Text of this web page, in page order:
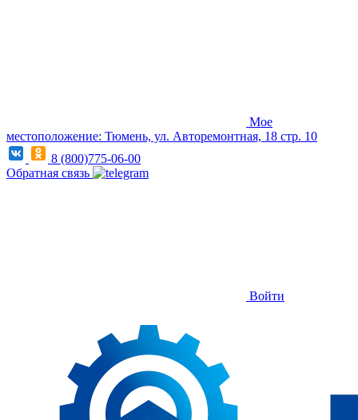
Мое
местоположение: Тюмень, ул. Авторемонтная, 18 стр. 10
8 (800)775-06-00
Обратная связь
Войти